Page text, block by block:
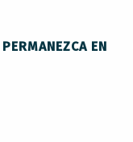
PERMANEZCA EN